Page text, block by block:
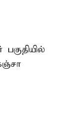
பகுதியில்